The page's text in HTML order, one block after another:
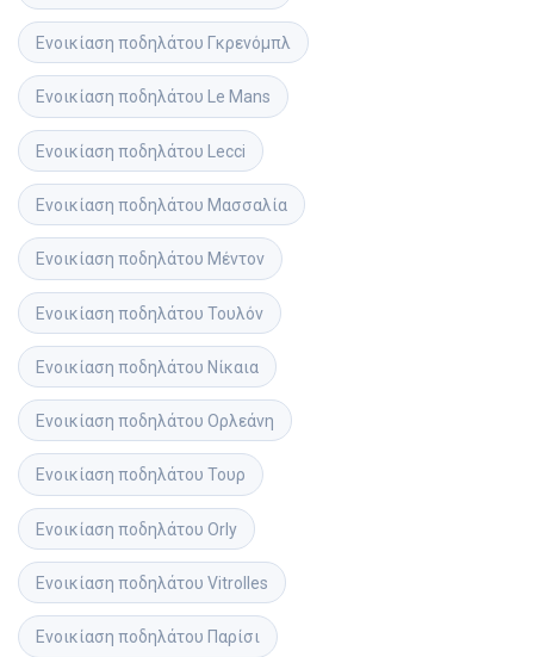
Ενοικίαση ποδηλάτου Γκρενόμπλ
Ενοικίαση ποδηλάτου Le Mans
Ενοικίαση ποδηλάτου Lecci
Ενοικίαση ποδηλάτου Μασσαλία
Ενοικίαση ποδηλάτου Μέντον
Ενοικίαση ποδηλάτου Τουλόν
Ενοικίαση ποδηλάτου Νίκαια
Ενοικίαση ποδηλάτου Ορλεάνη
Ενοικίαση ποδηλάτου Τουρ
Ενοικίαση ποδηλάτου Orly
Ενοικίαση ποδηλάτου Vitrolles
Ενοικίαση ποδηλάτου Παρίσι